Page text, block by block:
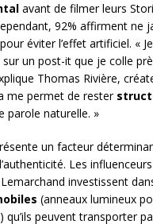
avant de filmer leurs
92% affirment ne
éviter l’effet artificiel. «
un post-it que je colle
Thomas Rivière,
me permet de rester
parole naturelle. »
un facteur
Les
investissent
(anneaux lumineux
qu’ils peuvent transporter